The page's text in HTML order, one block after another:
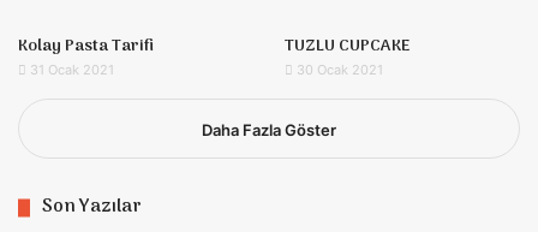
Kolay Pasta Tarifi
31 Ocak 2021
TUZLU CUPCAKE
30 Ocak 2021
Daha Fazla Göster
Son Yazılar